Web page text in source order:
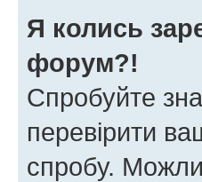
Я колись
форум?!
Спробуйте
перевірити
спробу.